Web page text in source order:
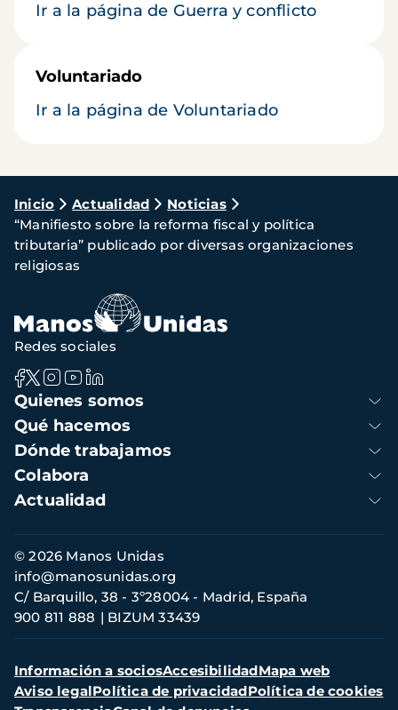
Ir a la página de Guerra y conflicto
Voluntariado
Ir a la página de Voluntariado
Ruta
de
navegación
Inicio Actualidad
Noticias
“Manifiesto sobre la reforma fiscal y política
tributaria” publicado por diversas organizaciones
religiosas
Navegación
principal
Quienes somos
Qué hacemos
Dónde trabajamos
Colabora
Actualidad
Redes sociales
Información
de
contacto
© 2026 Manos Unidas
C/ Barquillo, 38 - 3º28004 - Madrid, España
900 811 888
BIZUM 33439
info@manosunidas.org
Menú
secundario
Información a sociosAccesibilidadMapa web
Aviso legalPolítica de privacidadPolítica de cookies